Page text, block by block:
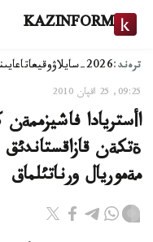
KAZINFORM
ترەند:2026-سايلاۋ وقيعا
09:25, 25 اقپان 2010
اأستريادا
ةتكةن
مةموريال ورناتئلماق